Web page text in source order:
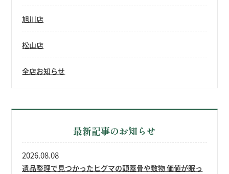
旭川店
松山店
全店お知らせ
最新記事のお知らせ
遺品整理で見つかったヒグマの頭蓋骨や敷物 価値が眠っ
2026.08.08